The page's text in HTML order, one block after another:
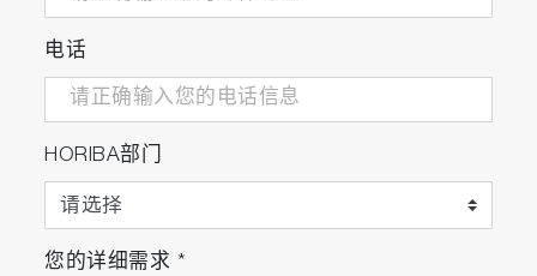
电话
HORIBA部门
您的详细需求 *